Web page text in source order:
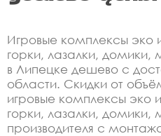
Игровые комплексы эко
горки, лазалки, домики,
в Липецке дешево с
области. Скидки от
игровые комплексы эко
горки, лазалки, домики,
производителя с